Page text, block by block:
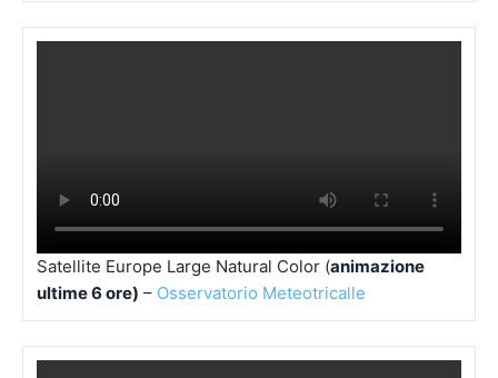
Satellite Europe Large Natural Color (animazione
ultime 6 ore) – Osservatorio Meteotricalle